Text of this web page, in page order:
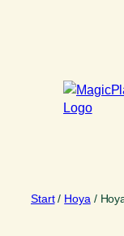
Start/ Hoya /